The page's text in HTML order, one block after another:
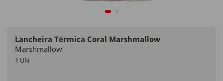
Lancheira Térmica Coral Marshmallow
Marshmallow
1 UN